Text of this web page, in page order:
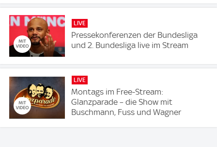
LIVE
Pressekonferenzen der Bundesliga
und 2. Bundesliga live im Stream
LIVE
Montags im Free-Stream:
Glanzparade – die Show mit
Buschmann, Fuss und Wagner